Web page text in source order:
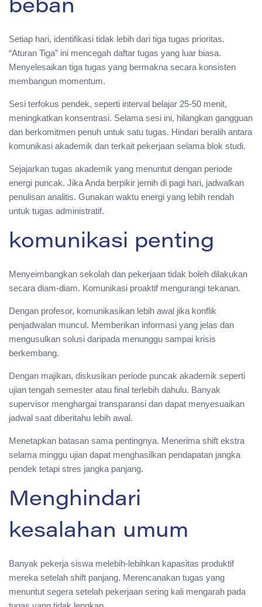
beban
Setiap hari, identifikasi tidak lebih dari tiga tugas prioritas.
“Aturan Tiga” ini mencegah daftar tugas yang luar biasa.
Menyelesaikan tiga tugas yang bermakna secara konsisten
membangun momentum.
Sesi terfokus pendek, seperti interval belajar 25-50 menit,
meningkatkan konsentrasi. Selama sesi ini, hilangkan gangguan
dan berkomitmen penuh untuk satu tugas. Hindari beralih antara
komunikasi akademik dan terkait pekerjaan selama blok studi.
Sejajarkan tugas akademik yang menuntut dengan periode
energi puncak. Jika Anda berpikir jernih di pagi hari, jadwalkan
penulisan analitis. Gunakan waktu energi yang lebih rendah
untuk tugas administratif.
komunikasi penting
Menyeimbangkan sekolah dan pekerjaan tidak boleh dilakukan
secara diam-diam. Komunikasi proaktif mengurangi tekanan.
Dengan profesor, komunikasikan lebih awal jika konflik
penjadwalan muncul. Memberikan informasi yang jelas dan
mengusulkan solusi daripada menunggu sampai krisis
berkembang.
Dengan majikan, diskusikan periode puncak akademik seperti
ujian tengah semester atau final terlebih dahulu. Banyak
supervisor menghargai transparansi dan dapat menyesuaikan
jadwal saat diberitahu lebih awal.
Menetapkan batasan sama pentingnya. Menerima shift ekstra
selama minggu ujian dapat menghasilkan pendapatan jangka
pendek tetapi stres jangka panjang.
Menghindari
kesalahan umum
Banyak pekerja siswa melebih-lebihkan kapasitas produktif
mereka setelah shift panjang. Merencanakan tugas yang
menuntut segera setelah pekerjaan sering kali mengarah pada